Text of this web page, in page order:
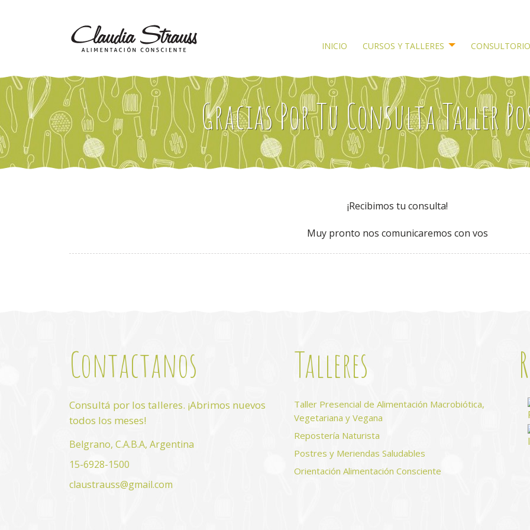
INICIO CURSOS Y TALLERES CONSULTORIO
¡Recibimos tu consulta!
Muy pronto nos comunicaremos con vos
Contactanos
Consultá por los talleres. ¡Abrimos nuevos
todos los meses!
Belgrano, C.A.B.A, Argentina
15-6928-1500
claustrauss@gmail.com
Talleres
Taller Presencial de Alimentación Macrobiótica,
Vegetariana y Vegana
Repostería Naturista
Postres y Meriendas Saludables
Orientación Alimentación Consciente